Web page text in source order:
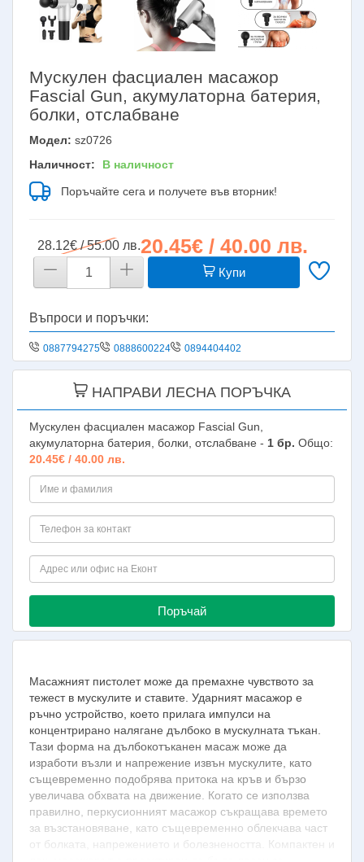
Мускулен фасциален масажор
Fascial Gun, акумулаторна батерия,
болки, отслабване
Модел: sz0726
Наличност:
В наличност
Поръчайте сега и получете във вторник!
28.12€ / 55.00 лв.20.45€ / 40.00 лв.
Купи
Въпроси и поръчки:
0887794275 0888600224 0894404402
НАПРАВИ ЛЕСНА ПОРЪЧКА
Мускулен фасциален масажор Fascial Gun,
акумулаторна батерия, болки, отслабване - 1 бр. Общо:
20.45€ / 40.00 лв.
Поръчай
Масажният пистолет може да премахне чувството за
тежест в мускулите и ставите. Ударният масажор е
ръчно устройство, което прилага импулси на
концентрирано налягане дълбоко в мускулната тъкан.
Тази форма на дълбокотъканен масаж може да
изработи възли и напрежение извън мускулите, като
същевременно подобрява притока на кръв и бързо
увеличава обхвата на движение. Когато се използва
правилно, перкусионният масажор съкращава времето
за възстановяване, като същевременно облекчава част
от болката, напрежението и болезнеността. Компактен и